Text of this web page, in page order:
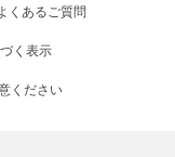
くあるご質問
く表示
ください